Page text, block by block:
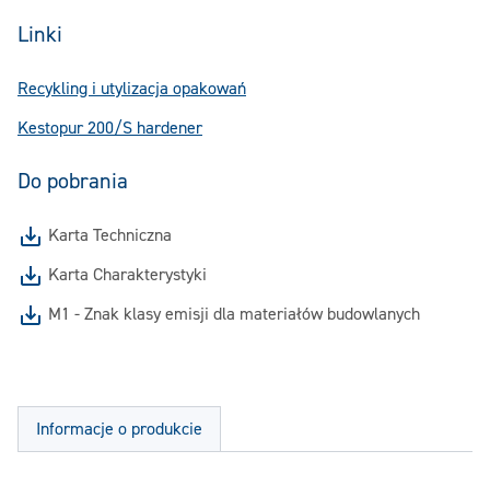
Linki
Recykling i utylizacja opakowań
Kestopur 200/S hardener
Do pobrania
Karta Techniczna
Karta Charakterystyki
M1 - Znak klasy emisji dla materiałów budowlanych
Informacje o produkcie